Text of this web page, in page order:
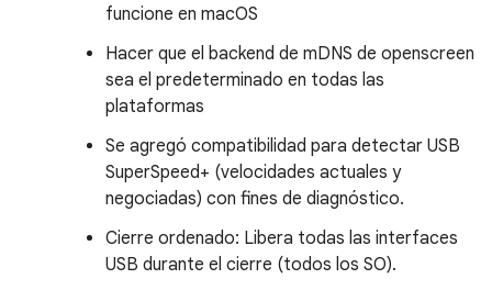
funcione en macOS
Hacer que el backend de mDNS de openscreen
sea el predeterminado en todas las
plataformas
Se agregó compatibilidad para detectar USB
SuperSpeed+ (velocidades actuales y
negociadas) con fines de diagnóstico.
Cierre ordenado: Libera todas las interfaces
USB durante el cierre (todos los SO).